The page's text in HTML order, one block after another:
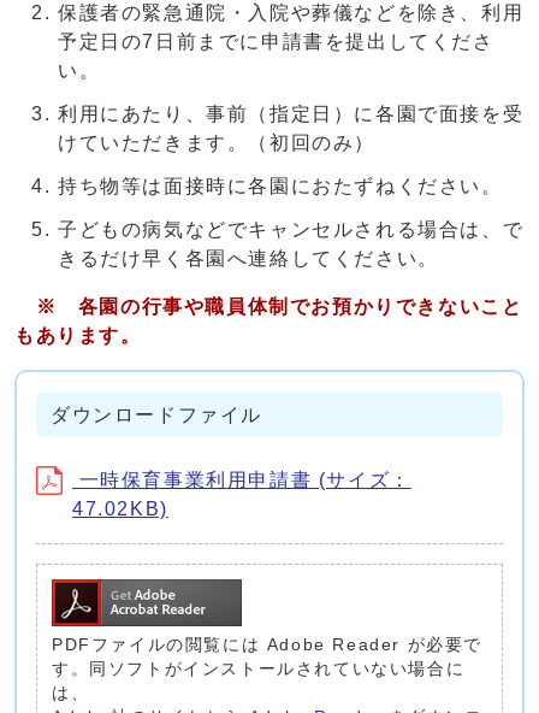
保護者の緊急通院・入院や葬儀などを除き、利用
予定日の7日前までに申請書を提出してくださ
い。
利用にあたり、事前（指定日）に各園で面接を受
けていただきます。（初回のみ）
持ち物等は面接時に各園におたずねください。
子どもの病気などでキャンセルされる場合は、で
きるだけ早く各園へ連絡してください。
※ 各園の行事や職員体制でお預かりできないこと
もあります。
ダウンロードファイル
一時保育事業利用申請書 (サイズ：
47.02KB)
PDFファイルの閲覧には Adobe Reader が必要で
す。同ソフトがインストールされていない場合に
は、